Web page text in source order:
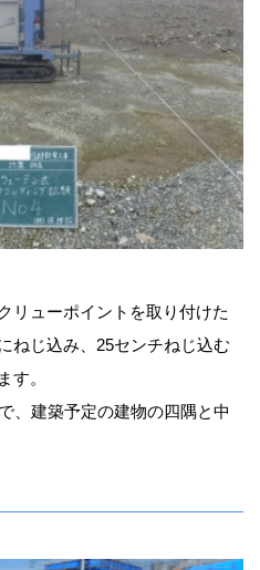
リューポイントを取り付けた
ねじ込み、25センチねじ込む
す。
、建築予定の建物の四隅と中